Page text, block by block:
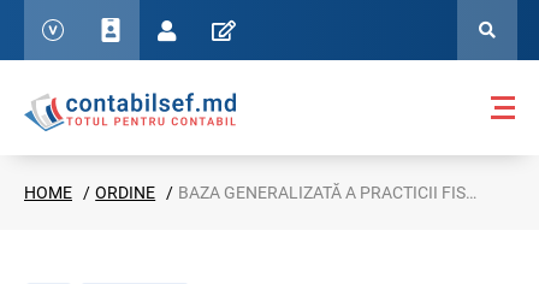
HOME ORDINE BAZA GENERALIZATĂ A PRACTICII FISCALE ORDINUL SFS NR. 284 DIN 26.05.2021